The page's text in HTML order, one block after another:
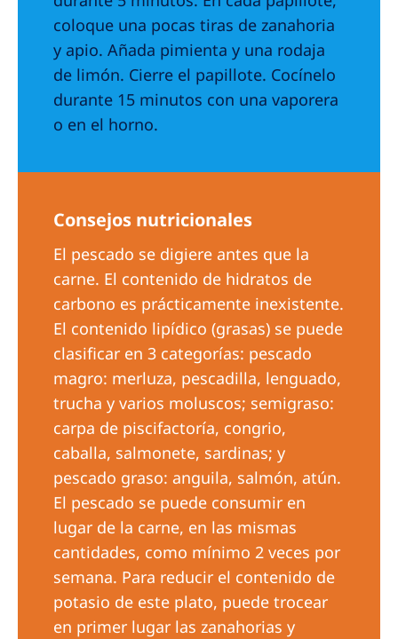
coloque una pocas tiras de zanahoria
y apio. Añada pimienta y una rodaja
de limón. Cierre el papillote. Cocínelo
durante 15 minutos con una vaporera
o en el horno.
Consejos nutricionales
El pescado se digiere antes que la
carne. El contenido de hidratos de
carbono es prácticamente inexistente.
El contenido lipídico (grasas) se puede
clasificar en 3 categorías: pescado
magro: merluza, pescadilla, lenguado,
trucha y varios moluscos; semigraso:
carpa de piscifactoría, congrio,
caballa, salmonete, sardinas; y
pescado graso: anguila, salmón, atún.
El pescado se puede consumir en
lugar de la carne, en las mismas
cantidades, como mínimo 2 veces por
semana. Para reducir el contenido de
potasio de este plato, puede trocear
en primer lugar las zanahorias y